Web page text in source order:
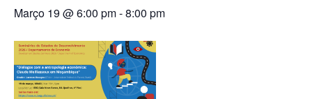
Março 19 @ 6:00 pm-8:00 pm